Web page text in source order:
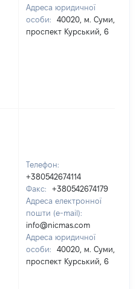
Адреса юридичної
особи:
40020, м. Суми,
проспект Курський, 6
Телефон:
+380542674114
Факс:
+380542674179
Адреса електронної
пошти (e-mail):
info@nicmas.com
Адреса юридичної
особи:
40020, м. Суми,
проспект Курський, 6